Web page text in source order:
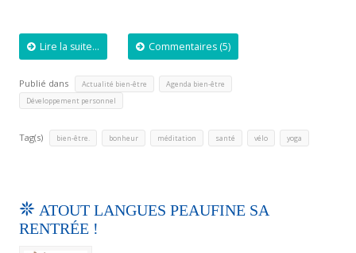
Lire la suite... Commentaires (5)
Publié dans Actualité bien-être Agenda bien-être
Développement personnel
Tag(s) bien-être. bonheur méditation santé vélo yoga
ATOUT LANGUES PEAUFINE SA
RENTRÉE !